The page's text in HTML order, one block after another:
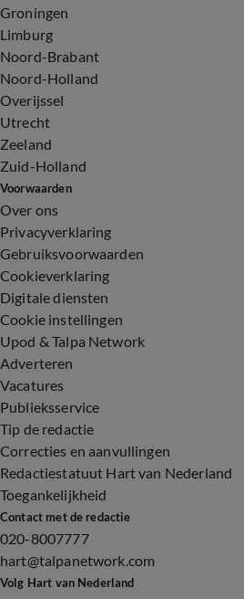
Groningen
Limburg
Noord-Brabant
Noord-Holland
Overijssel
Utrecht
Zeeland
Zuid-Holland
Voorwaarden
Over ons
Privacyverklaring
Gebruiksvoorwaarden
Cookieverklaring
Digitale diensten
Cookie instellingen
Upod & Talpa Network
Adverteren
Vacatures
Publieksservice
Tip de redactie
Correcties en aanvullingen
Redactiestatuut Hart van Nederland
Toegankelijkheid
Contact met de redactie
020-8007777
hart@talpanetwork.com
Volg Hart van Nederland